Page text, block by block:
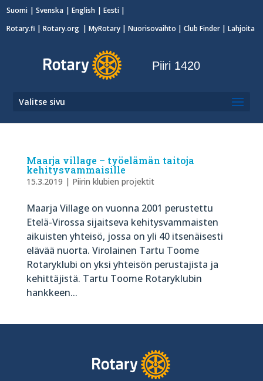
Suomi Svenska English
Eesti
Rotary.fi |Rotary.org |MyRotary |Nuorisovaihto | Club Finder | Lahjoita
Piiri 1420
Valitse sivu
Maarja village – työelämän taitoja
kehitysvammaisille
15.3.2019 | Piirin klubien projektit
Maarja Village on vuonna 2001 perustettu
Etelä-Virossa sijaitseva kehitysvammaisten
aikuisten yhteisö, jossa on yli 40 itsenäisesti
elävää nuorta. Virolainen Tartu Toome
Rotaryklubi on yksi yhteisön perustajista ja
kehittäjistä. Tartu Toome Rotaryklubin
hankkeen...